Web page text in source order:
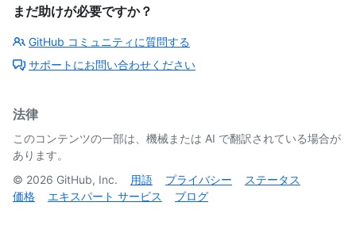
まだ助けが必要ですか？
GitHub コミュニティに質問する
サポートにお問い合わせください
法律
このコンテンツの一部は、機械または AI で翻訳されている場合が
あります。
© 2026 GitHub, Inc. 用語 プライバシー
ステータス
価格
エキスパート サービス ブログ